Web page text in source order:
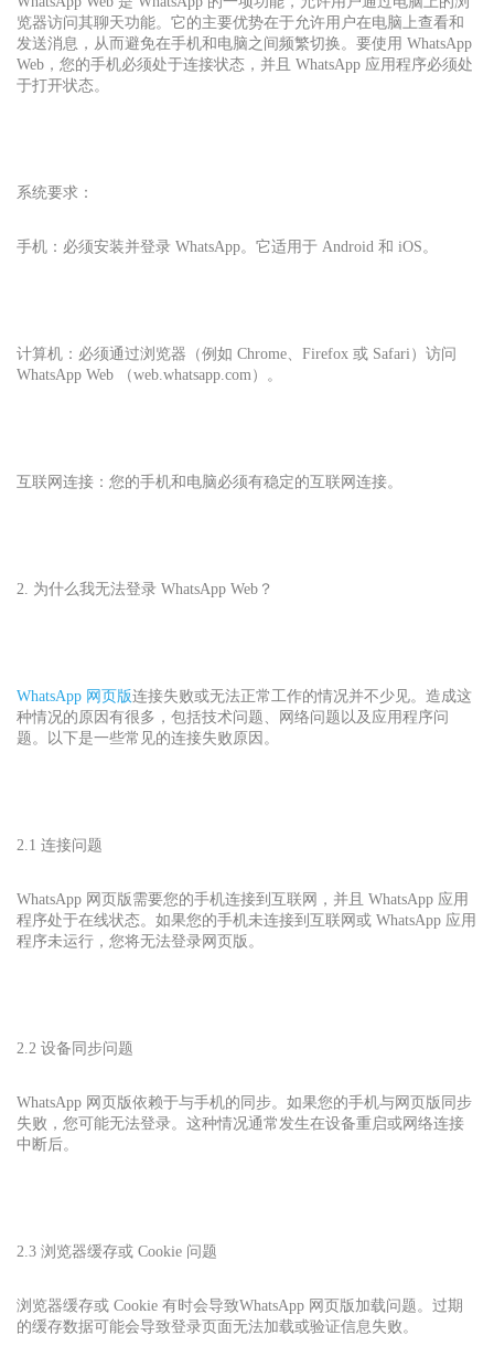
览器访问其聊天功能。它的主要优势在于允许用户在电脑上查看和
发送消息，从而避免在手机和电脑之间频繁切换。要使用 WhatsApp
Web，您的手机必须处于连接状态，并且 WhatsApp 应用程序必须处
于打开状态。
系统要求：
手机：必须安装并登录 WhatsApp。它适用于 Android 和 iOS。
计算机：必须通过浏览器（例如 Chrome、Firefox 或 Safari）访问
WhatsApp Web （web.whatsapp.com）。
互联网连接：您的手机和电脑必须有稳定的互联网连接。
2. 为什么我无法登录 WhatsApp Web？
WhatsApp 网页版连接失败或无法正常工作的情况并不少见。造成这
种情况的原因有很多，包括技术问题、网络问题以及应用程序问
题。以下是一些常见的连接失败原因。
2.1 连接问题
WhatsApp 网页版需要您的手机连接到互联网，并且 WhatsApp 应用
程序处于在线状态。如果您的手机未连接到互联网或 WhatsApp 应用
程序未运行，您将无法登录网页版。
2.2 设备同步问题
WhatsApp 网页版依赖于与手机的同步。如果您的手机与网页版同步
失败，您可能无法登录。这种情况通常发生在设备重启或网络连接
中断后。
2.3 浏览器缓存或 Cookie 问题
浏览器缓存或 Cookie 有时会导致WhatsApp 网页版 加载问题。过期
的缓存数据可能会导致登录页面无法加载或验证信息失败。